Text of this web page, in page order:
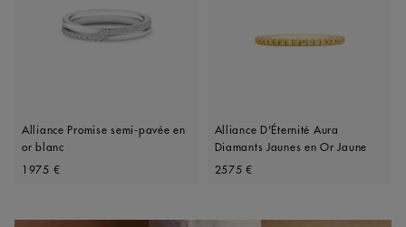
Alliance Promise semi-pavée en
or blanc
Original price
1975 €
Alliance D'Éternité Aura
Diamants Jaunes en Or Jaune
Original price
2575 €